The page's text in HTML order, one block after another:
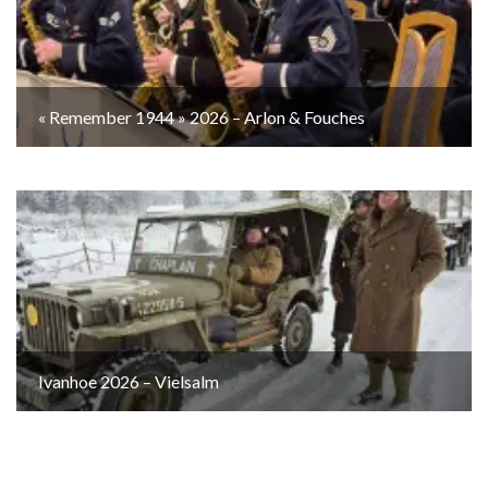
« Remember 1944 » 2026 – Arlon & Fouches
Ivanhoe 2026 – Vielsalm